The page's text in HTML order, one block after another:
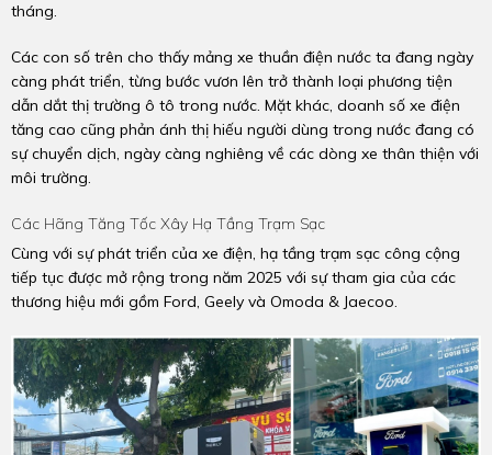
tháng.
Các con số trên cho thấy mảng xe thuần điện nước ta đang ngày
càng phát triển, từng bước vươn lên trở thành loại phương tiện
dẫn dắt thị trường ô tô trong nước. Mặt khác, doanh số xe điện
tăng cao cũng phản ánh thị hiếu người dùng trong nước đang có
sự chuyển dịch, ngày càng nghiêng về các dòng xe thân thiện với
môi trường.
Các Hãng Tăng Tốc Xây Hạ Tầng Trạm Sạc
Cùng với sự phát triển của xe điện, hạ tầng trạm sạc công cộng
tiếp tục được mở rộng trong năm 2025 với sự tham gia của các
thương hiệu mới gồm Ford, Geely và Omoda & Jaecoo.